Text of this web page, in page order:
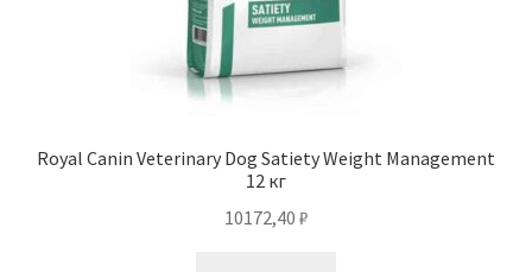
Royal Canin Veterinary Dog Satiety Weight Management
12 кг
10172,40 ₽